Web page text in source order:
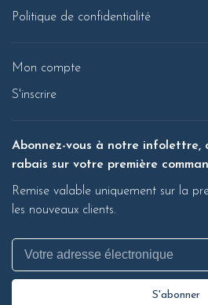
Politique de confidentialité
Mon compte
S'inscrire
Abonnez-vous à notre infolettre,
rabais sur votre première
Remise valable uniquement sur la
les nouveaux clients.
S'abonner